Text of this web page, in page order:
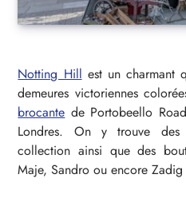
Notting Hill est un charmant
demeures victoriennes
brocante de Portobeello
Londres. On y trouve
collection ainsi que des
Maje, Sandro ou encore